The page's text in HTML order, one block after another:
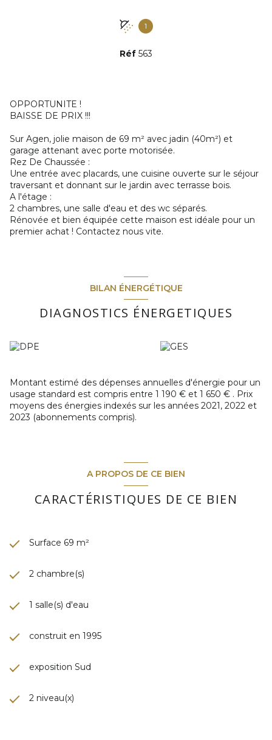
1
Réf 563
OPPORTUNITE !
BAISSE DE PRIX !!!
Sur Agen, jolie maison de 69 m² avec jadin (40m²) et
garage attenant avec porte motorisée.
Rez De Chaussée :
Une entrée avec placards, une cuisine ouverte sur le séjour
traversant et donnant sur le jardin avec terrasse bois.
A l'étage :
2 chambres, une salle d'eau et des wc séparés.
Rénovée et bien équipée cette maison est idéale pour un
premier achat ! Contactez nous vite.
BILAN ÉNERGÉTIQUE
DIAGNOSTICS ÉNERGETIQUES
Montant estimé des dépenses annuelles d'énergie pour un
usage standard est compris entre 1 190 € et 1 650 € . Prix
moyens des énergies indexés sur les années 2021, 2022 et
2023 (abonnements compris).
A PROPOS DE CE BIEN
CARACTÉRISTIQUES DE CE BIEN
Surface 69 m²
2 chambre(s)
1 salle(s) d'eau
construit en 1995
exposition Sud
2 niveau(x)